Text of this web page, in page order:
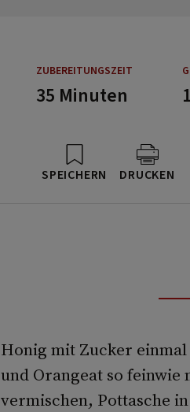
ZUBEREITUNGSZEIT
35 Minuten
SPEICHERN DRUCKEN
Honig mit Zucker
und Orangeat so feinwie
vermischen, Pottasche